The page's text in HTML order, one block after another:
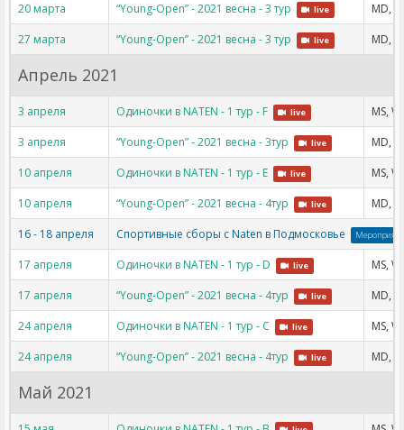
20 марта
“Young-Open” - 2021 весна - 3 тур live
MD,
27 марта
“Young-Open” - 2021 весна - 3 тур live MD,
Апрель 2021
3 апреля Одиночки в NATEN - 1 тур - F live
MS,
3 апреля
“Young-Open” - 2021 весна - 3тур live
MD,
10 апреля
Одиночки в NATEN - 1 тур - Е live
MS,
10 апреля
“Young-Open” - 2021 весна - 4тур live
MD,
16 - 18 апреля
Спортивные сборы с Naten в Подмосковье
17 апреля Одиночки в NATEN - 1 тур - D live
MS,
17 апреля
“Young-Open” - 2021 весна - 4тур live
MD,
24 апреля
Одиночки в NATEN - 1 тур - C live
MS,
24 апреля
“Young-Open” - 2021 весна - 4тур live MD,
Май 2021